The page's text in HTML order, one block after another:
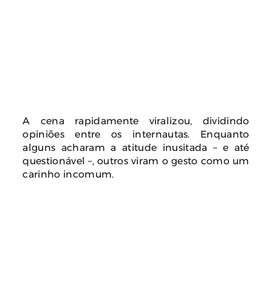
A cena rapidamente viralizou, dividindo
opiniões entre os internautas. Enquanto
alguns acharam a atitude inusitada – e até
questionável –, outros viram o gesto como um
carinho incomum.